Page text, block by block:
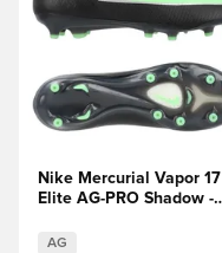
Nike Mercurial Vapor 17
Elite AG-PRO Shadow -
AG